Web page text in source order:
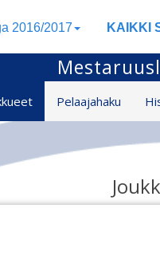
2016/2017 KAIKKI
Pelaajahaku